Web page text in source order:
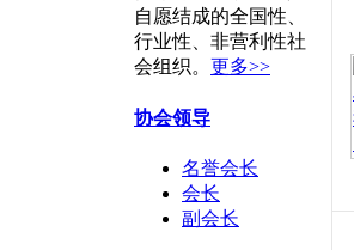
自愿结成的全国性、
行业性、非营利性社
会组织。 更多>>
协会领导
名誉会长
会长
副会长